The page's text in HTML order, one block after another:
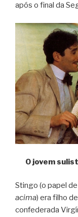
após o final da
O jovem
Stingo (o papel
acima) era filho
confederada